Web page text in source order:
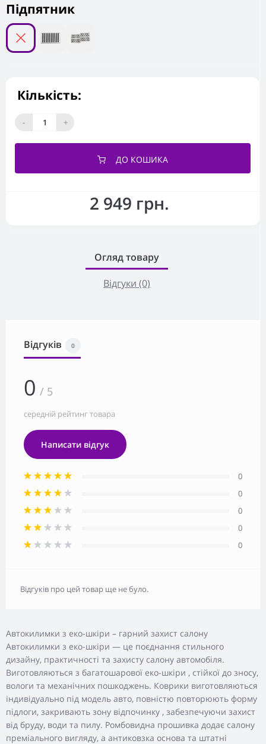
2 949 грн.
Підпятник
Кількість:
- +
ДО КОШИКА
Огляд товару
Відгуки (0)
Автокилимки з еко-шкіри – гарний захист салону
Автокилимки з еко-шкіри — це поєднання стильного
дизайну, практичності та захисту салону автомобіля.
Виготовляються з багатошарової еко-шкіри , стійкої до зносу,
вологи та механічних пошкоджень. Коврики виготовляються
індивідуально під модель авто, повністю повторюють форму
підлоги, закривають зону відпочинку , забезпечуючи захист
від бруду, води та пилу. Ромбовидна прошивка додає салону
преміального вигляду, а антиковзка основа та штатні
Відгуків 0
0 / 5
середній рейтинг товара
Написати відгук
0
0
0
0
0
Відгуків про цей товар ще не було.